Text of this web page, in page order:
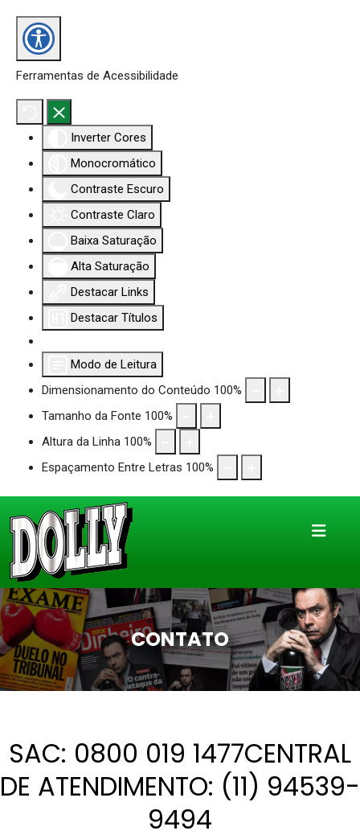
Ferramentas de Acessibilidade
Inverter Cores
Monocromático
Contraste Escuro
Contraste Claro
Baixa Saturação
Alta Saturação
Destacar Links
Destacar Títulos
Modo de Leitura
Dimensionamento do Conteúdo 100%
Tamanho da Fonte 100%
Altura da Linha 100%
Espaçamento Entre Letras 100%
CONTATO
SAC: 0800 019 1477CENTRAL
DE ATENDIMENTO: (11) 94539-
9494